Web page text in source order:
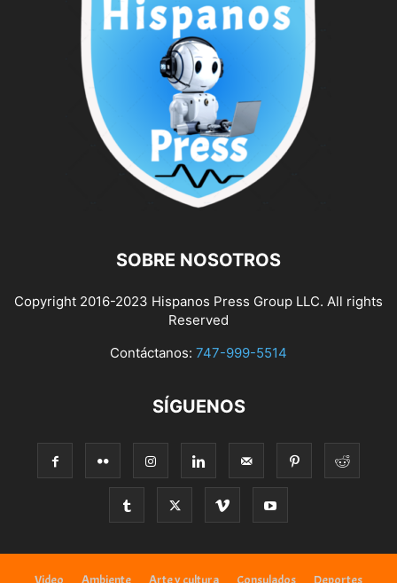
SOBRE NOSOTROS
Copyright 2016-2023 Hispanos Press Group LLC. All rights
Reserved
Contáctanos: 747-999-5514
SÍGUENOS
Video Ambiente Arte y cultura Consulados Deportes